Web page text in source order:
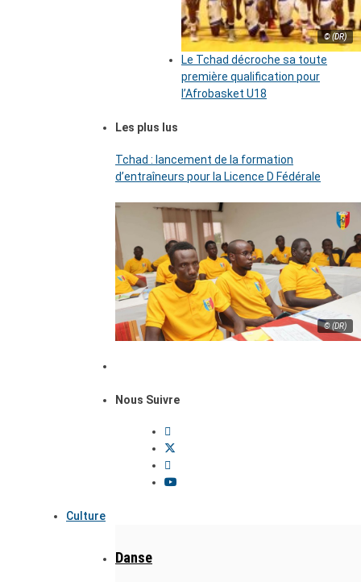
© (DR)
Le Tchad décroche sa toute
première qualification pour
l’Afrobasket U18
Les plus lus
Tchad : lancement de la formation
d’entraîneurs pour la Licence D Fédérale
© (DR)
Nous Suivre
Culture
Danse